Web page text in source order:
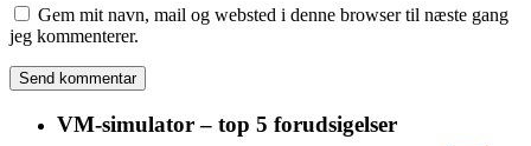
Gem mit navn, mail og websted i denne browser til næste gang
jeg kommenterer.
VM-simulator – top 5 forudsigelser